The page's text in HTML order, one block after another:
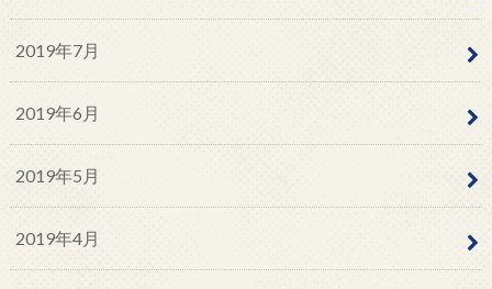
2019年7月
2019年6月
2019年5月
2019年4月